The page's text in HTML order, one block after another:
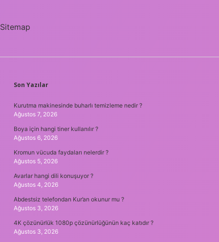
Sitemap
SIDEBAR
Son Yazılar
Kurutma makinesinde buharlı temizleme nedir ?
Ağustos 7, 2026
Boya için hangi tiner kullanılır ?
Ağustos 6, 2026
Kromun vücuda faydaları nelerdir ?
Ağustos 5, 2026
Avarlar hangi dili konuşuyor ?
Ağustos 4, 2026
Abdestsiz telefondan Kur’an okunur mu ?
Ağustos 3, 2026
4K çözünürlük 1080p çözünürlüğünün kaç katıdır ?
Ağustos 3, 2026